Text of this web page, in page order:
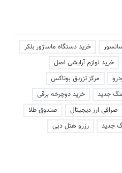
خرید دستگاه ماساژور بلکر
خرید لوازم آرایشی اصل
مرکز تزریق بوتاکس
جدید
خرید دوچرخه برقی
صرافی ارز دیجیتال
صندوق طلا
جدید
رزرو هتل دبی